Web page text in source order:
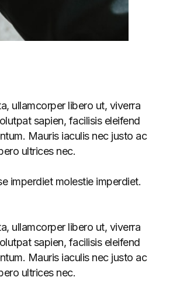
ullamcorper libero ut, viverra
sapien, facilisis eleifend
Mauris iaculis nec justo ac
ultrices nec.
imperdiet molestie imperdiet.
ullamcorper libero ut, viverra
sapien, facilisis eleifend
Mauris iaculis nec justo ac
ultrices nec.